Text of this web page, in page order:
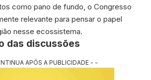
como pano de fundo, o Congresso
relevante para pensar o papel
nesse ecossistema.
das discussões
APÓS A PUBLICIDADE - -